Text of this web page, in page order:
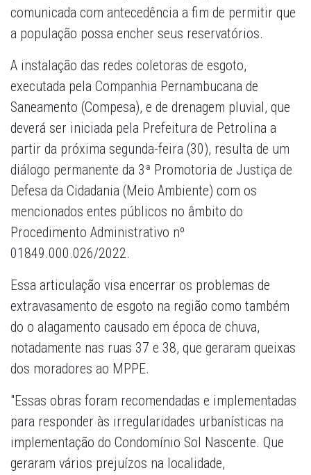
comunicada com antecedência a fim de permitir que
a população possa encher seus reservatórios.
A instalação das redes coletoras de esgoto,
executada pela Companhia Pernambucana de
Saneamento (Compesa), e de drenagem pluvial, que
deverá ser iniciada pela Prefeitura de Petrolina a
partir da próxima segunda-feira (30), resulta de um
diálogo permanente da 3ª Promotoria de Justiça de
Defesa da Cidadania (Meio Ambiente) com os
mencionados entes públicos no âmbito do
Procedimento Administrativo nº
01849.000.026/2022.
Essa articulação visa encerrar os problemas de
extravasamento de esgoto na região como também
do o alagamento causado em época de chuva,
notadamente nas ruas 37 e 38, que geraram queixas
dos moradores ao MPPE.
"Essas obras foram recomendadas e implementadas
para responder às irregularidades urbanísticas na
implementação do Condomínio Sol Nascente. Que
geraram vários prejuízos na localidade,